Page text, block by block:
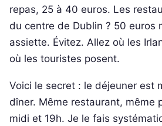
repas, 25 à 40 euros. Les
du centre de Dublin ? 50 euros
assiette. Évitez. Allez où les
où les touristes posent.
Voici le secret : le déjeuner est
dîner. Même restaurant, même
midi et 19h. Je le fais